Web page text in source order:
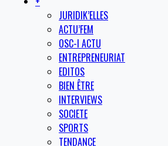
JURIDIK’ELLES
ACTU’FEM
OSC-I ACTU
ENTREPRENEURIAT
EDITOS
BIEN ÊTRE
INTERVIEWS
SOCIETE
SPORTS
TENDANCE